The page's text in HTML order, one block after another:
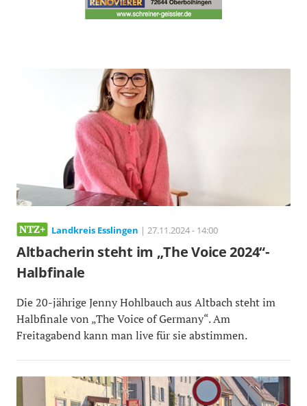
Landkreis Esslingen | 27.11.2024 - 14:00
Altbacherin steht im „The Voice 2024“-
Halbfinale
Die 20-jährige Jenny Hohlbauch aus Altbach steht im
Halbfinale von „The Voice of Germany“. Am
Freitagabend kann man live für sie abstimmen.